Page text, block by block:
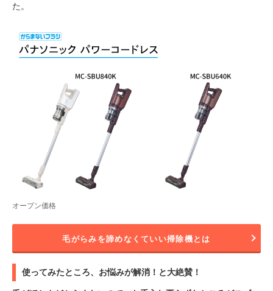
た。
オープン価格
毛がらみを諦めなくていい掃除機とは
使ってみたところ、お悩みが解消！と大絶賛！